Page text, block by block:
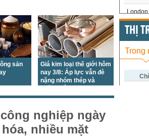
sản
Giá kim loại thế giới hôm
nay 3/8: Áp lực vẫn đè
nặng nhóm thép và
nghiệp ngày
nhiều mặt
London
US
US
US
THỊ
Trong